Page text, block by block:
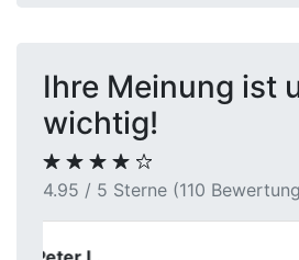
Ihre Meinung ist
wichtig!
4.95 / 5 Sterne (110